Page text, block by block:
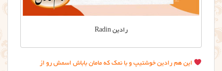
رادین Radin
این هم رادین خوشتیپ و با نمک که مامان باباش اسمش رو از